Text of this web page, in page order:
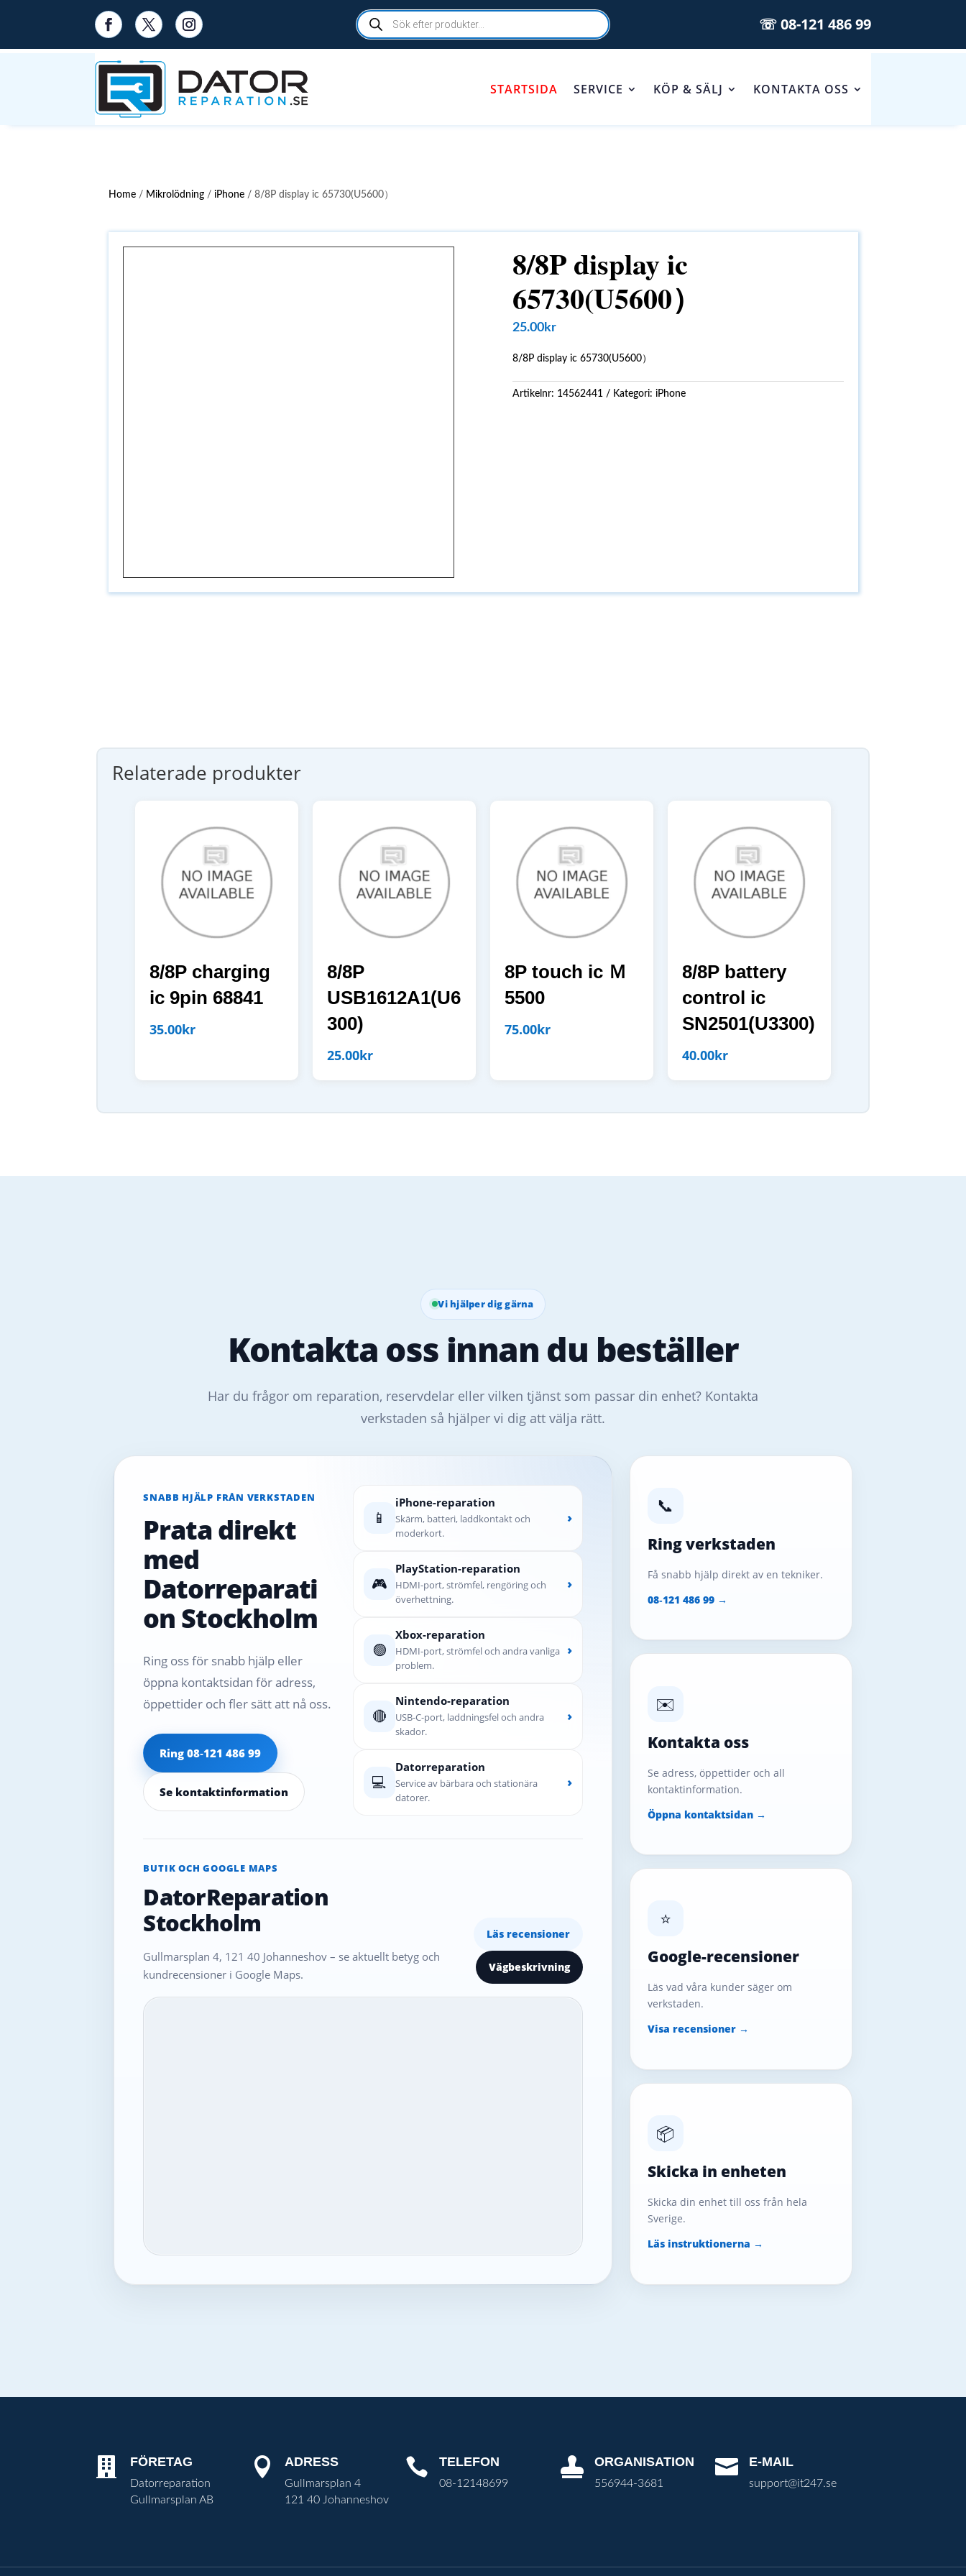
Products
search ☏ 08-121 486 99
STARTSIDA SERVICE KÖP & SÄLJ KONTAKTA OSS
Home / Mikrolödning / iPhone / 8/8P display ic 65730(U5600）
8/8P display ic
65730(U5600）
25.00kr
8/8P display ic 65730(U5600）
Artikelnr: 14562441 Kategori: iPhone
Relaterade produkter
8/8P charging
ic 9pin 68841
35.00kr
8/8P
USB1612A1(U6
300)
25.00kr
8P touch ic Ｍ
5500
75.00kr
8/8P battery
control ic
SN2501(U3300)
40.00kr
Vi hjälper dig gärna
Kontakta oss innan du beställer
Har du frågor om reparation, reservdelar eller vilken tjänst som passar din enhet? Kontakta
verkstaden så hjälper vi dig att välja rätt.
SNABB HJÄLP FRÅN VERKSTADEN
Prata direkt
med
Datorreparati
on Stockholm
Ring oss för snabb hjälp eller
öppna kontaktsidan för adress,
öppettider och fler sätt att nå oss.
Ring 08‑121 486 99
Se kontaktinformation
📱
iPhone-reparation
Skärm, batteri, laddkontakt och
moderkort.
›
🎮
PlayStation-reparation
HDMI-port, strömfel, rengöring och
överhettning.
›
🟢
Xbox-reparation
HDMI-port, strömfel och andra vanliga
problem.
›
🔴
Nintendo-reparation
USB-C-port, laddningsfel och andra
skador.
›
💻
Datorreparation
Service av bärbara och stationära
datorer.
›
BUTIK OCH GOOGLE MAPS
DatorReparation
Stockholm
Gullmarsplan 4, 121 40 Johanneshov – se aktuellt betyg och
kundrecensioner i Google Maps.
Läs recensioner
Vägbeskrivning
📞
Ring verkstaden
Få snabb hjälp direkt av en tekniker.
08‑121 486 99 →
✉️
Kontakta oss
Se adress, öppettider och all
kontaktinformation.
Öppna kontaktsidan →
⭐
Google-recensioner
Läs vad våra kunder säger om
verkstaden.
Visa recensioner →
📦
Skicka in enheten
Skicka din enhet till oss från hela
Sverige.
Läs instruktionerna →
 FÖRETAG
Datorreparation
Gullmarsplan AB
 ADRESS
Gullmarsplan 4
121 40 Johanneshov
 TELEFON
08-12148699
 ORGANISATION
556944-3681
 E-MAIL
support@it247.se